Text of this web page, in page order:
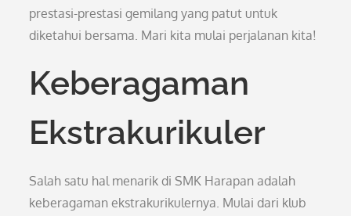
prestasi-prestasi gemilang yang patut untuk
diketahui bersama. Mari kita mulai perjalanan kita!
Keberagaman
Ekstrakurikuler
Salah satu hal menarik di SMK Harapan adalah
keberagaman ekstrakurikulernya. Mulai dari klub